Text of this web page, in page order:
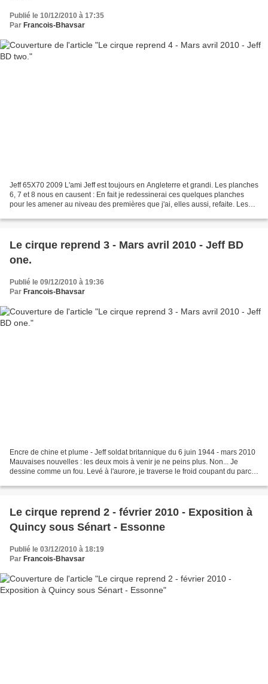
Publié le 10/12/2010 à 17:35
Par Francois-Bhavsar
Jeff 65X70 2009 L'ami Jeff est toujours en Angleterre et grandi. Les planches
6, 7 et 8 nous en causent : En fait je redessinerai ces quelques planches
pour les amener au niveau des premières que j'ai, elles aussi, refaite. Les
Le cirque reprend 3 - Mars avril 2010 - Jeff BD
one.
Publié le 09/12/2010 à 19:36
Par Francois-Bhavsar
Encre de chine et plume - Jeff soldat britannique du 6 juin 1944 - mars 2010
Mauvaises nouvelles : les deux mois à venir je ne peins plus. Non... Je
dessine comme un fou. Levé à l'aurore, je traverse le froid coupant du parc
Le cirque reprend 2 - février 2010 - Exposition à
Quincy sous Sénart - Essonne
Publié le 03/12/2010 à 18:19
Par Francois-Bhavsar